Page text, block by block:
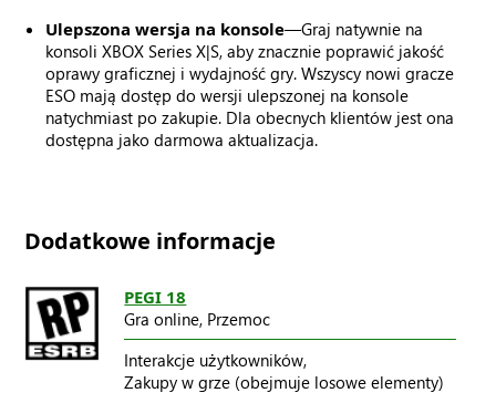
Ulepszona wersja na konsole—Graj natywnie na
konsoli XBOX Series X|S, aby znacznie poprawić jakość
oprawy graficznej i wydajność gry. Wszyscy nowi gracze
ESO mają dostęp do wersji ulepszonej na konsole
natychmiast po zakupie. Dla obecnych klientów jest ona
dostępna jako darmowa aktualizacja.
Dodatkowe informacje
PEGI 18
Gra online, Przemoc
Interakcje użytkowników,
Zakupy w grze (obejmuje losowe elementy)